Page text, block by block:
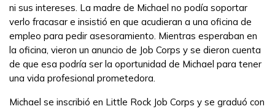
ni sus intereses. La madre de Michael no podía soportar
verlo fracasar e insistió en que acudieran a una oficina de
empleo para pedir asesoramiento. Mientras esperaban en
la oficina, vieron un anuncio de Job Corps y se dieron cuenta
de que esa podría ser la oportunidad de Michael para tener
una vida profesional prometedora.
Michael se inscribió en Little Rock Job Corps y se graduó con